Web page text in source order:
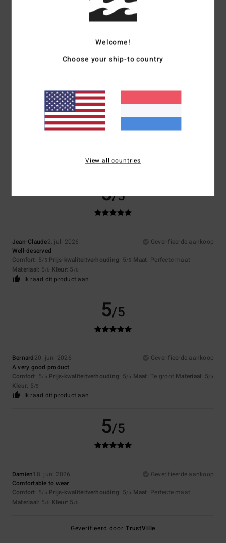
3 geverifieerde beoordelingen
67% van onze klanten bevelen dit product aan
Prijs-kwaliteitverhouding
Te klein Te groot
5.0
5/5
Jean-Claude2. juli 2026
Geverifieerde aankoop
Well-deserved
Comfort: 5/5 Prijs-kwaliteitverhouding: 5/5 Maat: Perfecte maat
Materiaal: 5/5 Kleur: 5 /5
Ik raad dit product aan
5/5
Bernard20. juni 2026
Geverifieerde aankoop
A very good product
Comfort: 5/5 Prijs-kwaliteitverhouding: 5/5 Maat: Te groot Materiaal: 5/5
Kleur: 5/5
Ik raad dit product aan
5/5
Damien18. juni 2026
Geverifieerde aankoop
Comfortable to wear
Comfort: 5/5 Prijs-kwaliteitverhouding: 5/5 Maat: Perfecte maat
Materiaal: 5/5 Kleur: 5 /5
Geverifieerd door TrustVille
Welcome!
Choose your ship-to country
View all countries